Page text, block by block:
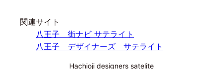
関連サイト
八王子 街ナビ サテライト
八王子 デザイナーズ サテライト
Hachioji designers satelite